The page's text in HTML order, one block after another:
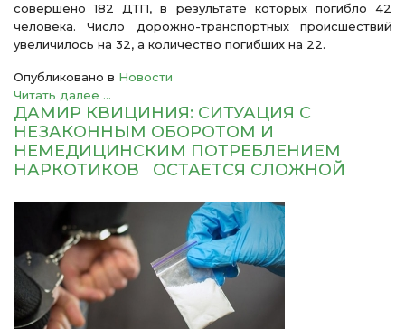
совершено 182 ДТП, в результате которых погибло 42
человека. Число дорожно-транспортных происшествий
увеличилось на 32, а количество погибших на 22.
Опубликовано в Новости
Читать далее ...
ДАМИР КВИЦИНИЯ: СИТУАЦИЯ С
НЕЗАКОННЫМ ОБОРОТОМ И
НЕМЕДИЦИНСКИМ ПОТРЕБЛЕНИЕМ
НАРКОТИКОВ ОСТАЕТСЯ СЛОЖНОЙ